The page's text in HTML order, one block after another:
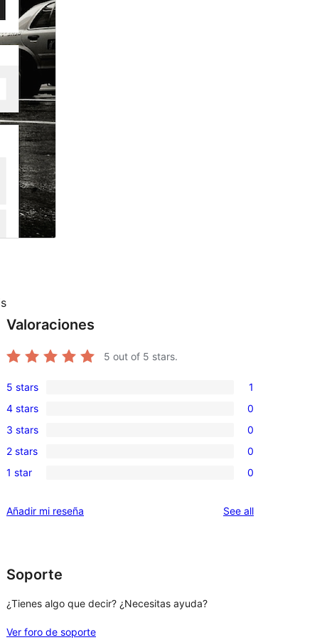
Valoraciones
5 out of 5 stars.
1
5-
star
review
5 stars 1
0
4-
star
reviews
4 stars 0
0
3-
star
3 stars 0
0
2-
reviews
2 stars 0
0
star
1 star 0
Añadir mi reseña See allreviews
Soporte
¿Tienes algo que decir? ¿Necesitas ayuda?
Ver foro de soporte